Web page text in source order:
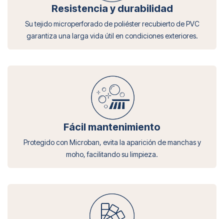
Resistencia y durabilidad
Su tejido microperforado de poliéster recubierto de PVC
garantiza una larga vida útil en condiciones exteriores.
Fácil mantenimiento
Protegido con Microban, evita la aparición de manchas y
moho, facilitando su limpieza.